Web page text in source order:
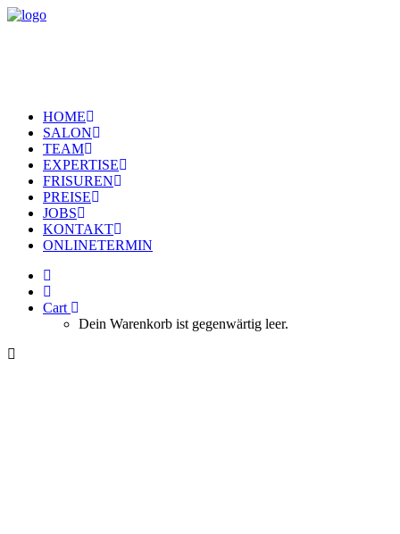
HOME
SALON
TEAM
EXPERTISE
FRISUREN
PREISE
JOBS
KONTAKT
ONLINETERMIN
Cart
Dein Warenkorb ist gegenwärtig leer.